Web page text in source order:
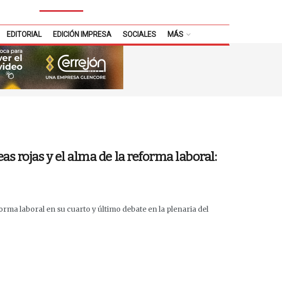
EDITORIAL EDICIÓN IMPRESA SOCIALES MÁS
rojas y el alma de la reforma laboral:
laboral en su cuarto y último debate en la plenaria del